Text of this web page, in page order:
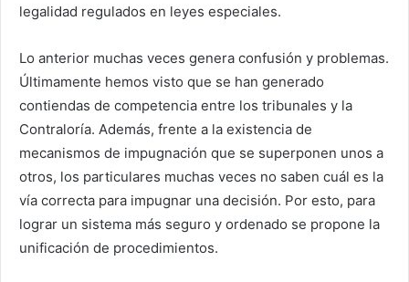
legalidad regulados en leyes especiales.
Lo anterior muchas veces genera confusión y problemas.
Últimamente hemos visto que se han generado
contiendas de competencia entre los tribunales y la
Contraloría. Además, frente a la existencia de
mecanismos de impugnación que se superponen unos a
otros, los particulares muchas veces no saben cuál es la
vía correcta para impugnar una decisión. Por esto, para
lograr un sistema más seguro y ordenado se propone la
unificación de procedimientos.